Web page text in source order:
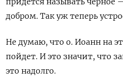
добром. Так уж теперь
Не думаю, что о. Иоанн на
пойдет. И это значит, что
это надолго.